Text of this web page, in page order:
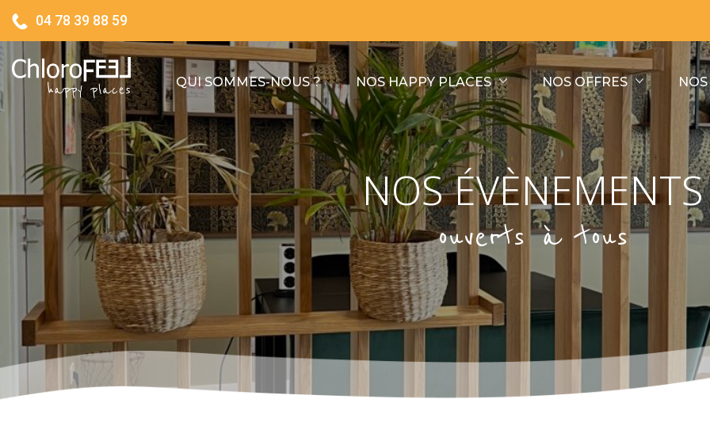
04 78 39 88 59
QUI SOMMES-NOUS ? NOS HAPPY PLACES NOS OFFRES
NOS ÉVÈNEMENTS
ouverts à tous